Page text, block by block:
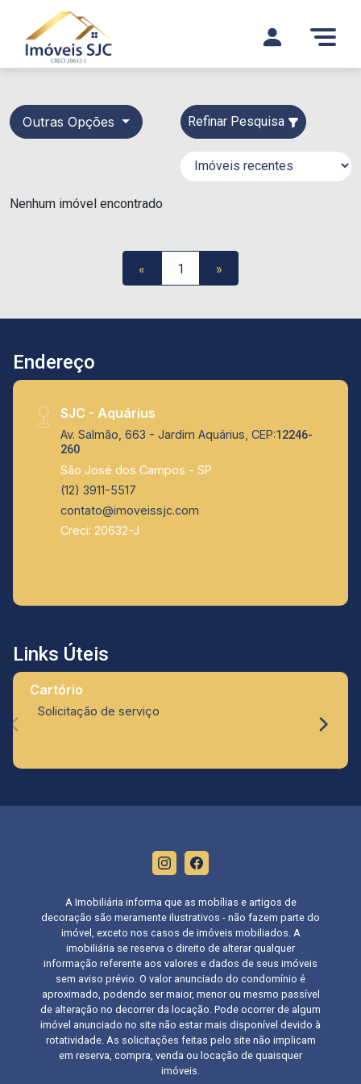
Outras Opções Refinar Pesquisa
Nenhum imóvel encontrado
« 1 »
Endereço
SJC - Aquárius
Av. Salmão, 663 - Jardim Aquárius, CEP:12246-
260
São José dos Campos - SP
(12) 3911-5517
contato@imoveissjc.com
Creci: 20632-J
Links Úteis
Cartório
Solicitação de serviço
A Imobiliária informa que as mobílias e artigos de
decoração são meramente ilustrativos - não fazem parte do
imóvel, exceto nos casos de imóveis mobiliados. A
imobiliária se reserva o direito de alterar qualquer
informação referente aos valores e dados de seus imóveis
sem aviso prévio. O valor anunciado do condomínio é
aproximado, podendo ser maior, menor ou mesmo passível
de alteração no decorrer da locação. Pode ocorrer de algum
imóvel anunciado no site não estar mais disponível devido à
rotatividade. As solicitações feitas pelo site não implicam
em reserva, compra, venda ou locação de quaisquer
imóveis.